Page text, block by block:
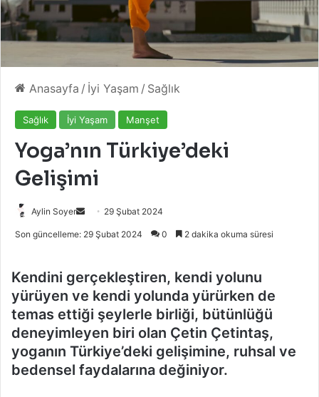
Anasayfa / İyi Yaşam / Sağlık
Sağlık İyi Yaşam Manşet
Yoga’nın Türkiye’deki
Gelişimi
Aylin Soyer
Bir
29 Şubat 2024
Son güncelleme: 29 Şubat 2024 0 2 dakika okuma süresi
Kendini gerçekleştiren, kendi yolunu
yürüyen ve kendi yolunda yürürken de
temas ettiği şeylerle birliği, bütünlüğü
deneyimleyen biri olan Çetin Çetintaş,
yoganın Türkiye’deki gelişimine, ruhsal ve
bedensel faydalarına değiniyor.